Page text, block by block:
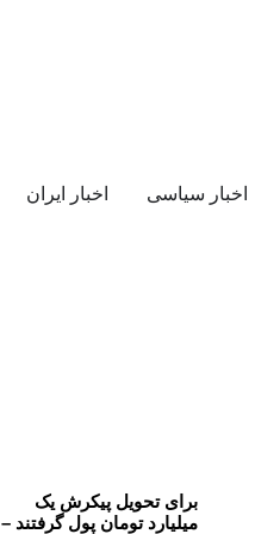
اخبار سیاسی اخبار ایران
برای تحویل پیکرش یک
میلیارد تومان پول گرفتند –